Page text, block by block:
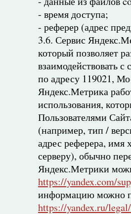
- время доступа;
- реферер (адрес
3.6. Сервис
который позволяет
взаимодействовать
по адресу 119021,
Яндекс.Метрика
использования,
Пользователями
(например, тип /
адрес реферера, имя
серверу), обычно
Яндекс.Метрики
https://yandex.com/
информацию можно
https://yandex.ru/